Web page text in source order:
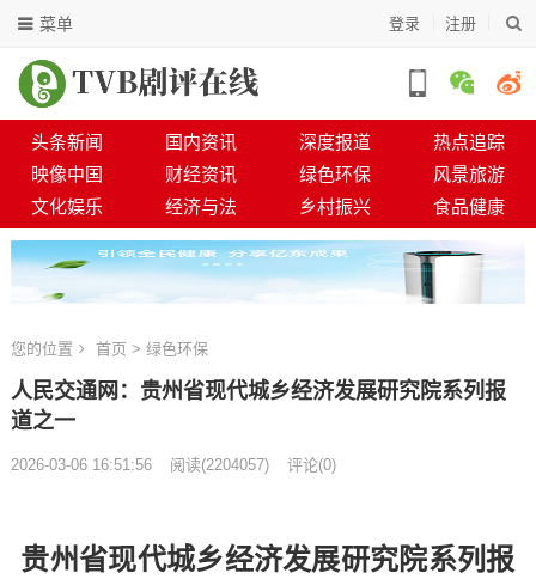
登录 注册
菜单
头条新闻 国内资讯 深度报道
热点追踪
映像中国
财经资讯 绿色环保
风景旅游
文化娱乐
经济与法 乡村振兴 食品健康
您的位置 首页 > 绿色环保
人民交通网：贵州省现代城乡经济发展研究院系列报
道之一
2026-03-06 16:51:56 阅读(2204057) 评论(0)
贵州省现代城乡经济发展研究院系列报